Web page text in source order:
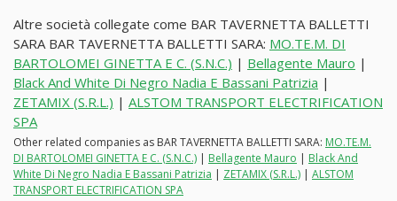
Altre società collegate come BAR TAVERNETTA BALLETTI
SARA BAR TAVERNETTA BALLETTI SARA: MO.TE.M. DI
BARTOLOMEI GINETTA E C. (S.N.C.) | Bellagente Mauro |
Black And White Di Negro Nadia E Bassani Patrizia |
ZETAMIX (S.R.L.) | ALSTOM TRANSPORT ELECTRIFICATION
SPA
Other related companies as BAR TAVERNETTA BALLETTI SARA: MO.TE.M.
DI BARTOLOMEI GINETTA E C. (S.N.C.) | Bellagente Mauro | Black And
White Di Negro Nadia E Bassani Patrizia | ZETAMIX (S.R.L.) | ALSTOM
TRANSPORT ELECTRIFICATION SPA